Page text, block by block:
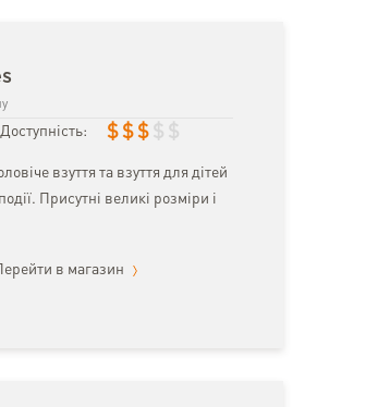
Доступність: $ $ $ $ $
взуття та взуття для дітей
Присутні великі розміри і
Перейти в магазин